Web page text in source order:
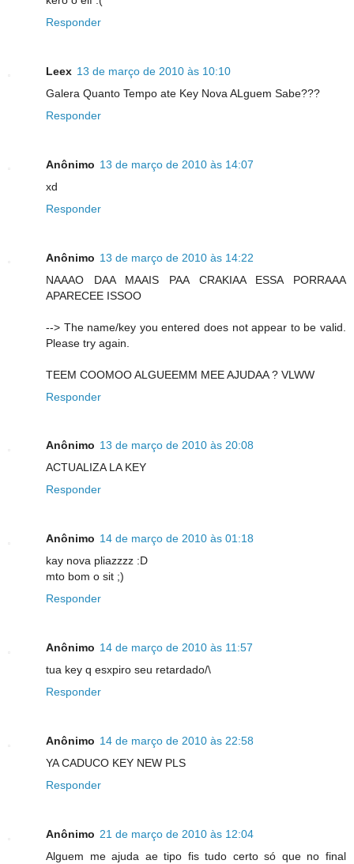
Responder
Leex 13 de março de 2010 às 10:10
Galera Quanto Tempo ate Key Nova ALguem Sabe???
Responder
Anônimo 13 de março de 2010 às 14:07
xd
Responder
Anônimo 13 de março de 2010 às 14:22
NAAAO DAA MAAIS PAA CRAKIAA ESSA PORRAAA
APARECEE ISSOO
--> The name/key you entered does not appear to be valid.
Please try again.
TEEM COOMOO ALGUEEMM MEE AJUDAA ? VLWW
Responder
Anônimo 13 de março de 2010 às 20:08
ACTUALIZA LA KEY
Responder
Anônimo 14 de março de 2010 às 01:18
kay nova pliazzzz :D
mto bom o sit ;)
Responder
Anônimo 14 de março de 2010 às 11:57
tua key q esxpiro seu retardado/\
Responder
Anônimo 14 de março de 2010 às 22:58
YA CADUCO KEY NEW PLS
Responder
Anônimo 21 de março de 2010 às 12:04
Alguem me ajuda ae tipo fis tudo certo só que no final